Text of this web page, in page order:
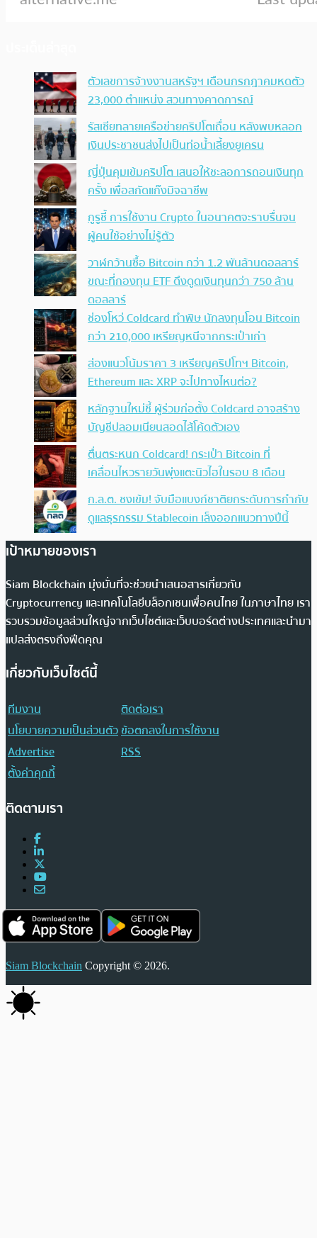
ตัวเลขการจ้างงานสหรัฐฯ เดือนกรกฎาคมหดตัว
23,000 ตำแหน่ง สวนทางคาดการณ์
รัสเซียทลายเครือข่ายคริปโตเถื่อน หลังพบหลอก
เงินประชาชนส่งไปเป็นท่อน้ำเลี้ยงยูเครน
ญี่ปุ่นคุมเข้มคริปโต เสนอให้ชะลอการถอนเงินทุก
ครั้ง เพื่อสกัดแก๊งมิจฉาชีพ
กูรูชี้ การใช้งาน Crypto ในอนาคตจะราบรื่นจน
ผู้คนใช้อย่างไม่รู้ตัว
วาฬกว้านซื้อ Bitcoin กว่า 1.2 พันล้านดอลลาร์
ขณะที่กองทุน ETF ดึงดูดเงินทุนกว่า 750 ล้าน
ดอลลาร์
ช่องโหว่ Coldcard ทำพิษ นักลงทุนโอน Bitcoin
กว่า 210,000 เหรียญหนีจากกระเป๋าเก่า
ส่องแนวโน้มราคา 3 เหรียญคริปโทฯ Bitcoin,
Ethereum และ XRP จะไปทางไหนต่อ?
หลักฐานใหม่ชี้ ผู้ร่วมก่อตั้ง Coldcard อาจสร้าง
บัญชีปลอมเนียนสอดไส้โค้ดตัวเอง
ตื่นตระหนก Coldcard! กระเป๋า Bitcoin ที่
เคลื่อนไหวรายวันพุ่งแตะนิวไฮในรอบ 8 เดือน
ก.ล.ต. ชงเข้ม! จับมือแบงก์ชาติยกระดับการกำกับ
ดูแลธุรกรรม Stablecoin เล็งออกแนวทางปีนี้
เป้าหมายของเรา
Siam Blockchain มุ่งมั่นที่จะช่วยนำเสนอสารเกี่ยวกับ
Cryptocurrency และเทคโนโลยีบล็อกเชนเพื่อคนไทย ในภาษาไทย เรา
รวบรวมข้อมูลส่วนใหญ่จากเว็บไซต์และเว็บบอร์ดต่างประเทศและนำมา
แปลส่งตรงถึงฟีดคุณ
เกี่ยวกับเว็บไซต์นี้
ทีมงาน
ติดต่อเรา
นโยบายความเป็นส่วนตัวข้อตกลงในการใช้งาน
Advertise
RSS
ตั้งค่าคุกกี้
ติดตามเรา
Siam Blockchain Copyright © 2026.